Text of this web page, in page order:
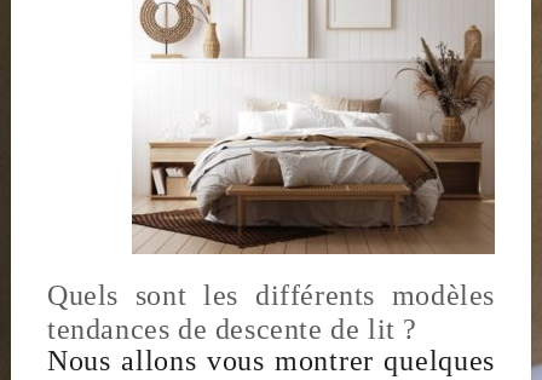
Quels sont les différents modèles
tendances de descente de lit ?
Nous allons vous montrer quelques